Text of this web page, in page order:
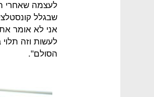
לעצמה שאחרי
שבגלל
אני לא אומר את
לעשות וזה
הסולם".